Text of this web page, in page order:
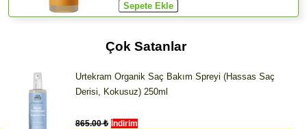
Çok Satanlar
Urtekram Organik Saç Bakım Spreyi (Hassas Saç
Derisi, Kokusuz) 250ml
865.00 ₺ İndirim